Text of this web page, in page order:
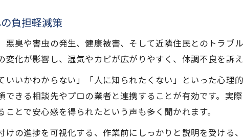
秋田で増えるごみ屋敷の原因と早期対応策
ごみ屋敷片付けに役立つ無料回収サービス紹
安心のごみ屋敷対策を叶える工夫とは
ごみ屋敷片付けで信頼できる業者の見極め方
無断処分や高額請求を防ぐごみ屋敷対策の要点
ごみ屋敷の現場確認と丁寧な作業が安心の秘
負担軽減策
臭や害虫の発生、健康被害、そして近隣住民とのトラブ
化が影響し、湿気やカビが広がりやすく、体調不良を訴
いいかわからない」「人に知られたくない」といった心理
できる相談先やプロの業者と連携することが有効です。実
とで安心感を得られたという声も多く聞かれます。
の進捗を可視化する、作業前にしっかりと説明を受ける